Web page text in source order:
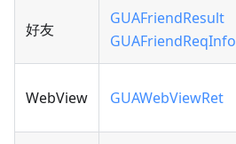
好友
GUAFriendResult
GUAFriendReqInfo
WebView GUAWebViewRet